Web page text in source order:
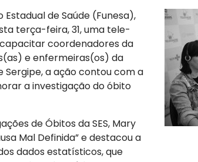
de Saúde (Funesa),
terça-feira, 31, uma tele-
coordenadores da
e enfermeiras(os) da
Sergipe, a ação contou com a
a investigação do óbito
de Óbitos da SES, Mary
Mal Definida” e destacou a
dados estatísticos, que